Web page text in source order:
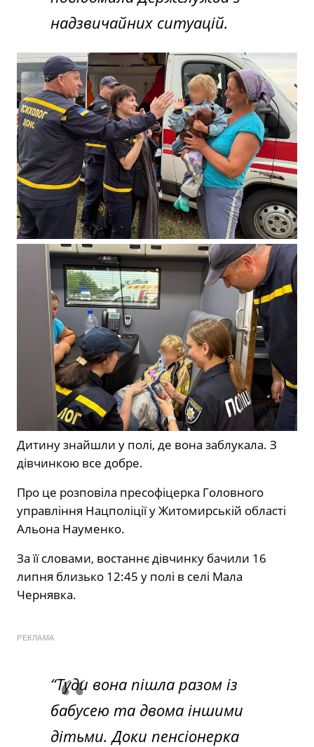
надзвичайних ситуацій.
Дитину знайшли у полі, де вона заблукала. З
дівчинкою все добре.
Про це розповіла пресофіцерка Головного
управління Нацполіції у Житомирській області
Альона Науменко.
За її словами, востаннє дівчинку бачили 16
липня близько 12:45 у полі в селі Мала
Чернявка.
РЕКЛАМА
“Туди вона пішла разом із
бабусею та двома іншими
дітьми. Доки пенсіонерка